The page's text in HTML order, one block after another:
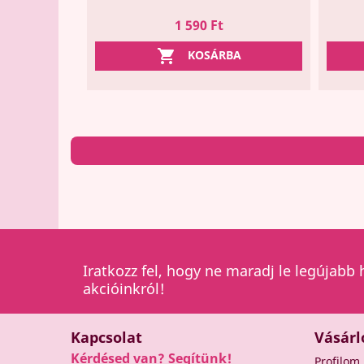
Ár
1 590 Ft
 KOSÁRBA
Iratkozz fel, hogy ne maradj le legújabb
akcióinkról!
Kapcsolat
Kérdésed van? Segítünk!
Profilom